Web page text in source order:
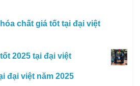
chất giá tốt tại đại việt
2025 tại đại việt
đại việt năm 2025